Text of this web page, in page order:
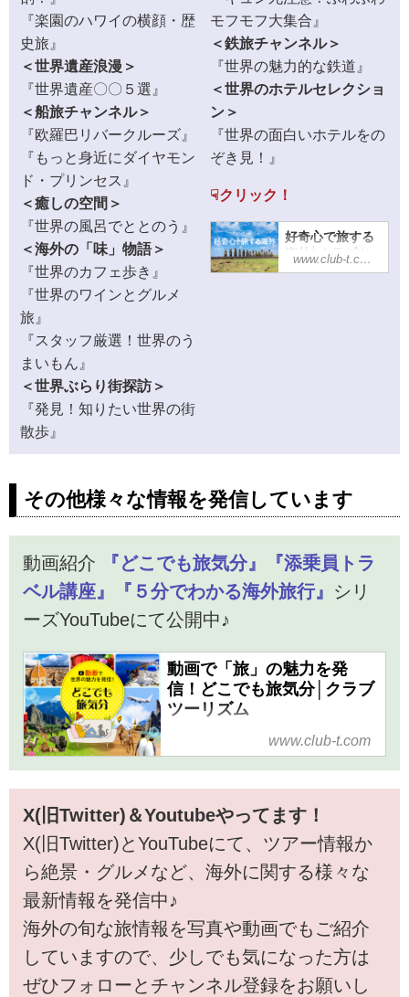
モフモフ大集合』
＜鉄旅チャンネル＞
『世界の魅力的な鉄道』
＜世界のホテルセレクショ
ン＞
『世界の面白いホテルをの
ぞき見！』
☟クリック！
好奇心で旅する
海外│クラブツ
ーリズム
www.club-t.com
『楽園のハワイの横顔・歴
史旅』
＜世界遺産浪漫＞
『世界遺産〇〇５選』
＜船旅チャンネル＞
『欧羅巴リバークルーズ』
『もっと身近にダイヤモン
ド・プリンセス』
＜癒しの空間＞
『世界の風呂でととのう』
＜海外の「味」物語＞
『世界のカフェ歩き』
『世界のワインとグルメ
旅』
『スタッフ厳選！世界のう
まいもん』
＜世界ぶらり街探訪＞
『発見！知りたい世界の街
散歩』
その他様々な情報を発信しています
動画紹介
『どこでも旅気分』『添乗員トラ
ベル講座』『５分でわかる海外旅行』 シリ
ーズYouTubeにて公開中♪
動画で「旅」の魅力を発
信！どこでも旅気分│クラブ
ツーリズム
クラブツーリズムの動画で
「旅」の魅力を発信！おうち
でも旅気分」を味わっていただ
ける動画をご用意しています！
各国基本情報や、観光地情報、
旅のコンシェルジュがご案内す
る旅深講座など、旅のおすすめ
情報や、旅行に役立つ知識など
旅行をより楽しむ幅広い情報を
お届けします♪
www.club-t.com
X(旧Twitter)＆Youtubeやってます！
X(旧Twitter)とYouTubeにて、ツアー情報か
ら絶景・グルメなど、海外に関する様々な
最新情報を発信中♪
海外の旬な旅情報を写真や動画でもご紹介
していますので、少しでも気になった方は
ぜひフォローとチャンネル登録をお願いし